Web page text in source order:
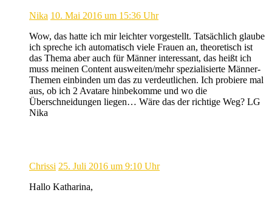
Nika 10. Mai 2016 um 15:36 Uhr
Wow, das hatte ich mir leichter vorgestellt. Tatsächlich glaube
ich spreche ich automatisch viele Frauen an, theoretisch ist
das Thema aber auch für Männer interessant, das heißt ich
muss meinen Content ausweiten/mehr spezialisierte Männer-
Themen einbinden um das zu verdeutlichen. Ich probiere mal
aus, ob ich 2 Avatare hinbekomme und wo die
Überschneidungen liegen… Wäre das der richtige Weg? LG
Nika
Chrissi 25. Juli 2016 um 9:10 Uhr
Hallo Katharina,